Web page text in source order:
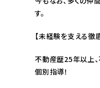
す。
【未経験を支える徹
不動産歴25年以上
個別指導！